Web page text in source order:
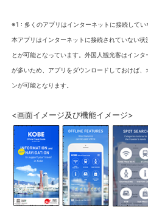
※1 : 多くのアプリはインターネットに接続してい
本アプリはインターネットに接続されていない
とが可能となっています。外国人観光客はイン
が多いため、アプリをダウンロードしておけば
ンが可能となります。
<画面イメージ及び機能イメージ>